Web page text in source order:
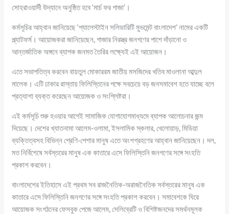
সোহরাওয়ার্দী উদ্যানে অনুষ্ঠিত হবে ‘মার্চ ফর গাজা’।
কর্মসূচির আহ্বান জানিয়েছে ‘প্যালেস্টাইন সলিডারিটি মুভমেন্ট বাংলাদেশ’ নামের একটি
প্ল্যাটফর্ম। আয়োজকরা জানিয়েছেন, গাজার নিরস্ত্র জনগণের পাশে দাঁড়ানো ও
আন্তর্জাতিক অঙ্গনে ব্যাপক জনমত তৈরির লক্ষ্যেই এই আয়োজন।
এতে সভাপতিত্ব করবেন বায়তুল মোকাররম জাতীয় মসজিদের খতিব মাওলানা আব্দুল
মালেক। এটি ঢাকার রাস্তায় ফিলিস্তিনের পক্ষে সবচেয়ে বড় জনসমাবেশ হতে যাচ্ছে বলে
প্রত্যাশা ব্যক্ত করেছেন আয়োজক ও সংশ্লিষ্টরা।
এই কর্মসূচি শুরু হওয়ার আগেই সামাজিক যোগাযোগমাধ্যমে ব্যাপক আলোচনার জন্ম
দিয়েছে। দেশের খ্যাতনামা আলেম-ওলামা, ইসলামিক স্কলার, খেলোয়াড়, মিডিয়া
ব্যক্তিত্বসহ বিভিন্ন শ্রেণি-পেশার মানুষ এতে অংশগ্রহণের আহ্বান জানিয়েছেন। দল,
মত নির্বিশেষে সর্বস্তরের মানুষ এক কাতারে এসে ফিলিস্তিনি জনগণের সঙ্গে সংহতি
প্রকাশ করবেন।
বাংলাদেশের ইতিহাসে এই প্রথম সব রাজনৈতিক-অরাজনৈতিক সর্বস্তরের মানুষ এক
কাতারে এসে ফিলিস্তিনি জনগণের সঙ্গে সংহতি প্রকাশ করবেন। সমাবেশকে ঘিরে
আয়োজক সংগঠনের ফেসবুক পেজে আলেম, সেলিব্রেটি ও বিশিষ্টজনদের সমর্থনমূলক